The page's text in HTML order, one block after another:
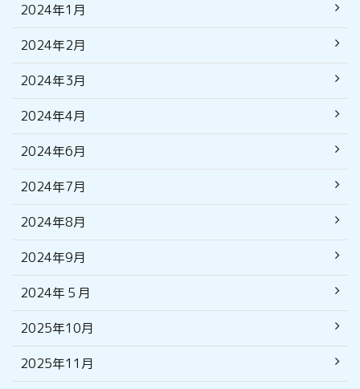
2024年1月
2024年2月
2024年3月
2024年4月
2024年6月
2024年7月
2024年8月
2024年9月
2024年５月
2025年10月
2025年11月